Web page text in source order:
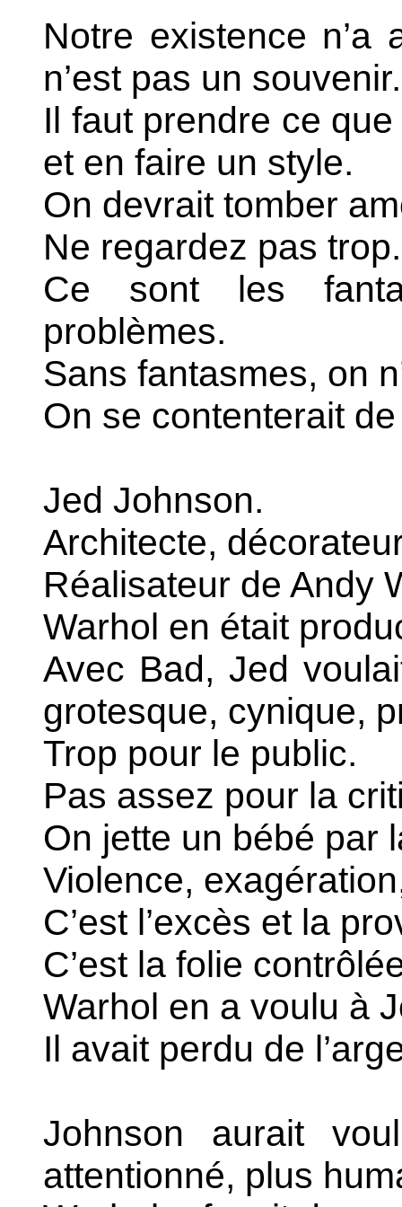
Notre existence n’a
n’est pas un souvenir.
Il faut prendre ce
et en faire un style.
On devrait tomber
Ne regardez pas trop.
Ce sont les
problèmes.
Sans fantasmes, on
On se contenterait
Jed Johnson.
Architecte,
Réalisateur de Andy
Warhol en était
Avec Bad, Jed
grotesque, cynique,
Trop pour le public.
Pas assez pour la
On jette un bébé par
Violence,
C’est l’excès et la
C’est la folie
Warhol en a voulu à
Il avait perdu de
Johnson aurait
attentionné, plus